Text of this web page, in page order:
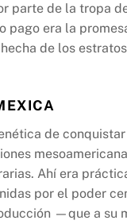
parte de la tropa
pago era la
de los
de
Ahí era
por el poder
—que a su